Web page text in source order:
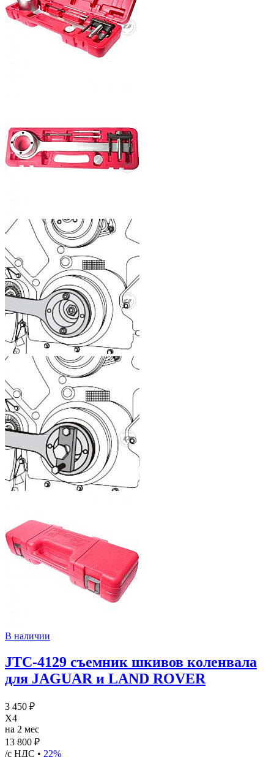
В наличии
JTC-4129 съемник шкивов коленвала
для JAGUAR и LAND ROVER
3 450 ₽
X4
на 2 мес
13 800 ₽
/с НДС • 22%